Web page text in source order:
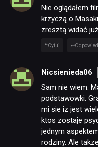
Nie oglądałem
krzyczą o
zresztą widać
Cytuj
Nicsienieda06
Sam nie wiem.
podstawowki.
mi sie iz jest
ktos zostaje
jednym
rodziny. Ale